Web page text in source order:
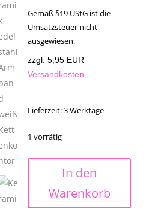
Gemäß §19 UStG ist die
Umsatzsteuer nicht
ausgewiesen.
zzgl. 5,95 EUR
Versandkosten
Lieferzeit:3 Werktage
1 vorrätig
Keramik-
Armband
in
In den
Warenkorb